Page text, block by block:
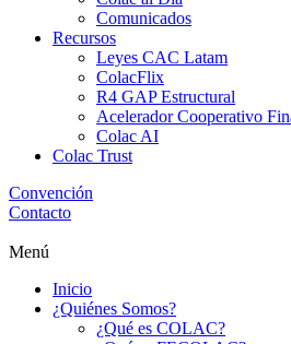
Comunicados
Recursos
Leyes CAC Latam
ColacFlix
R4 GAP Estructural
Acelerador Cooperativo
Colac AI
Colac Trust
Convención
Contacto
Menú
Inicio
¿Quiénes Somos?
¿Qué es COLAC?